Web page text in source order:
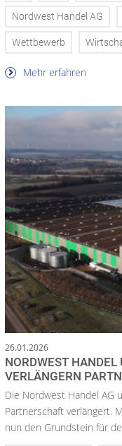
Nordwest Handel AG
Wettbewerb
Mehr erfahren
26.01.2026
NORDWEST HANDEL
VERLÄNGERN
Die Nordwest Handel AG
Partnerschaft verlängert.
nun den Grundstein für